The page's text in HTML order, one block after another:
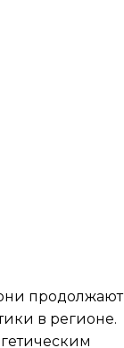
продолжают
в регионе.